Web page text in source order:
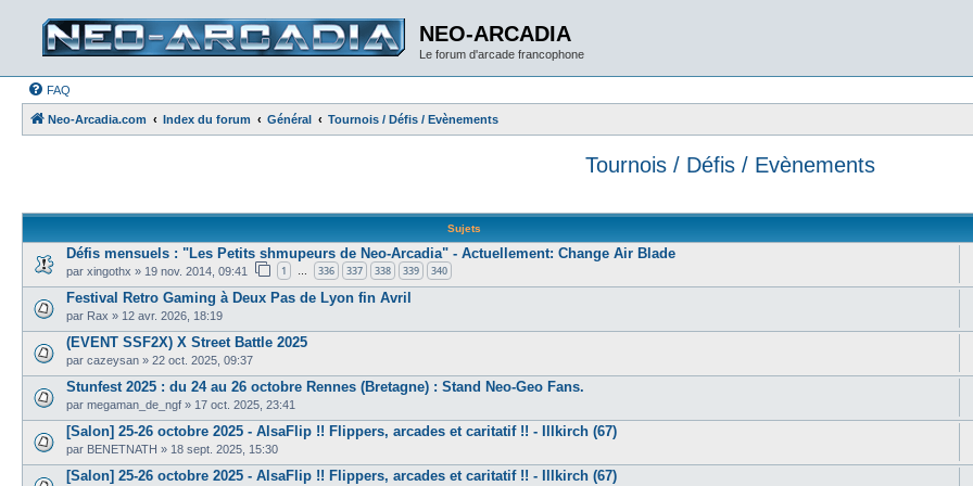
NEO-ARCADIA
Le forum d'arcade francophone
FAQ
Neo-Arcadia.com Index du forum Général Tournois / Défis / Evènements
Tournois / Défis / Evènements
Sujets
Défis mensuels : "Les Petits shmupeurs de Neo-Arcadia" - Actuellement: Change Air Blade
par xingothx » 19 nov. 2014, 09:41 1 … 336 337 338 339 340
Festival Retro Gaming à Deux Pas de Lyon fin Avril
par Rax » 12 avr. 2026, 18:19
(EVENT SSF2X) X Street Battle 2025
par cazeysan » 22 oct. 2025, 09:37
Stunfest 2025 : du 24 au 26 octobre Rennes (Bretagne) : Stand Neo-Geo Fans.
par megaman_de_ngf » 17 oct. 2025, 23:41
[Salon] 25-26 octobre 2025 - AlsaFlip !! Flippers, arcades et caritatif !! - Illkirch (67)
par BENETNATH » 18 sept. 2025, 15:30
[Salon] 25-26 octobre 2025 - AlsaFlip !! Flippers, arcades et caritatif !! - Illkirch (67)